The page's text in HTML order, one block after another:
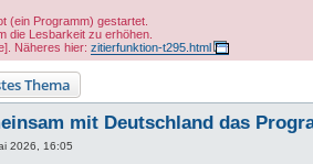
(ein Programm) gestartet.
die Lesbarkeit zu erhöhen.
Näheres hier: zitierfunktion-t295.html
Thema
mit Deutschland das
2026, 16:05